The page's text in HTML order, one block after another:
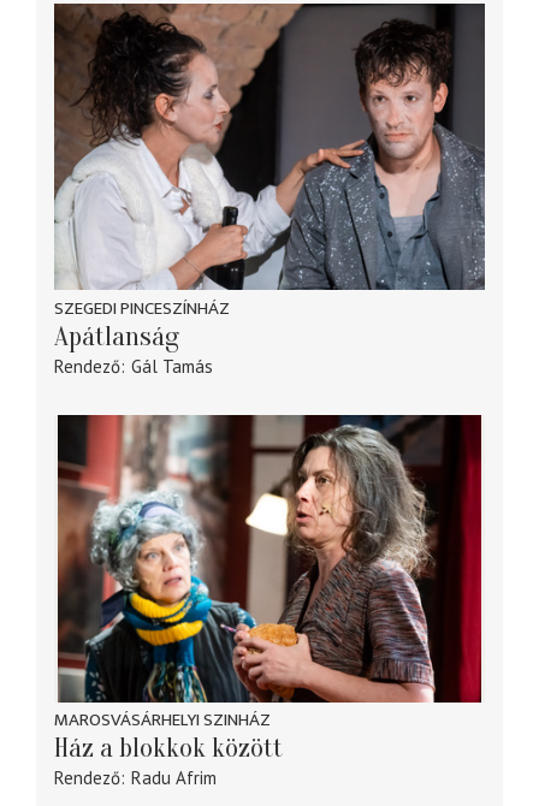
SZEGEDI PINCESZÍNHÁZ
Apátlanság
Rendező Gál Tamás
MAROSVÁSÁRHELYI SZINHÁZ
Ház a blokkok között
Rendező Radu Afrim